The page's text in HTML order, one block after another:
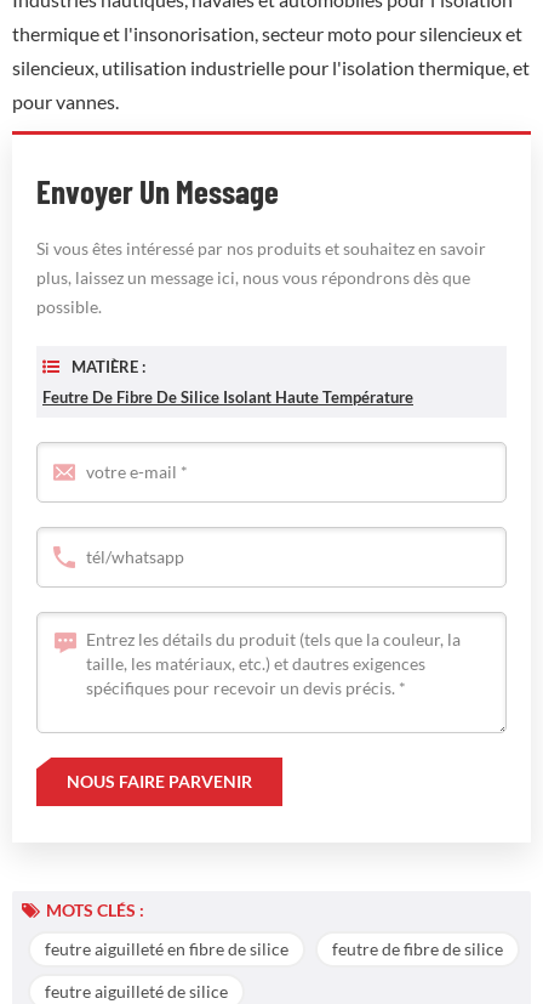
thermique et l'insonorisation, secteur moto pour silencieux et
silencieux, utilisation industrielle pour l'isolation thermique, et
pour vannes.
Envoyer Un Message
Si vous êtes intéressé par nos produits et souhaitez en savoir
plus, laissez un message ici, nous vous répondrons dès que
possible.
MATIÈRE :
Feutre De Fibre De Silice Isolant Haute Température
MOTS CLÉS :
feutre aiguilleté en fibre de silice
feutre de fibre de silice
feutre aiguilleté de silice